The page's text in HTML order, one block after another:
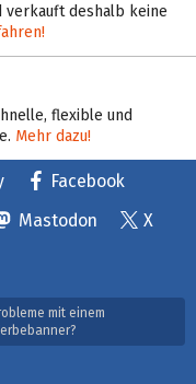
verkauft deshalb keine
flexible und
Mehr dazu!
Facebook
Mastodon
X
mit einem